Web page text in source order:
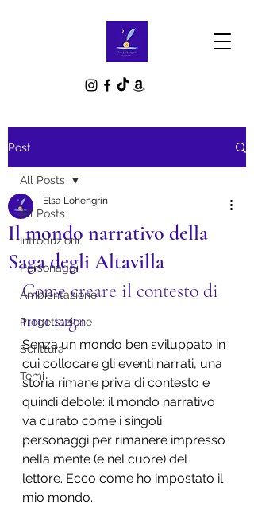
Post
All Posts
Introduzioni
Personaggi
Ambientazione
Progettazione
Scrittura
Temi
All Posts
Il mondo narrativo della
Saga degli Altavilla
Elsa Lohengrin
Come creare il contesto di
una saga
Senza un mondo ben sviluppato in
cui collocare gli eventi narrati, una
storia rimane priva di contesto e
quindi debole: il mondo narrativo
va curato come i singoli
personaggi per rimanere impresso
nella mente (e nel cuore) del
lettore. Ecco come ho impostato il
mio mondo.